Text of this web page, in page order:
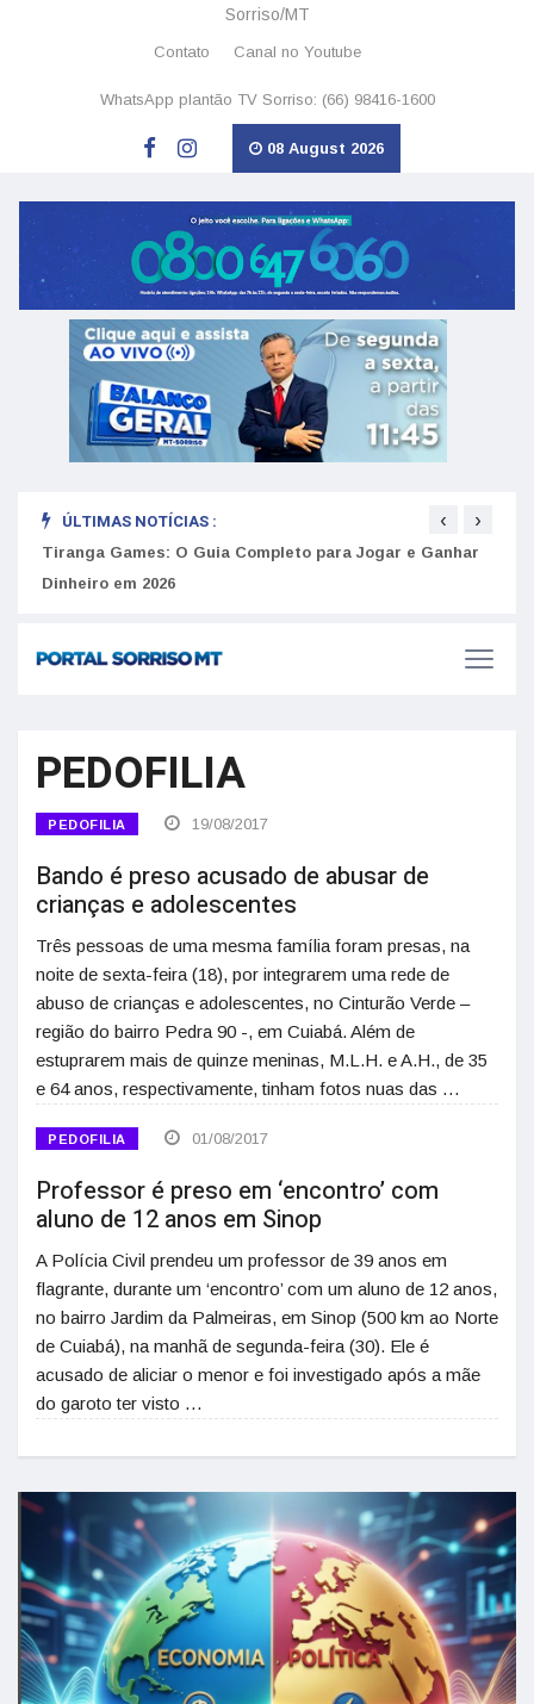
Sorriso/MT
Contato Canal no Youtube
WhatsApp plantão TV Sorriso: (66) 98416-1600
08 August 2026
ÚLTIMAS NOTÍCIAS :
Tiranga Games: O Guia Completo para Jogar e Ganhar
Dinheiro em 2026
‹ ›
PEDOFILIA
PEDOFILIA 19/08/2017
Bando é preso acusado de abusar de
crianças e adolescentes
Três pessoas de uma mesma família foram presas, na
noite de sexta-feira (18), por integrarem uma rede de
abuso de crianças e adolescentes, no Cinturão Verde –
região do bairro Pedra 90 -, em Cuiabá. Além de
estuprarem mais de quinze meninas, M.L.H. e A.H., de 35
e 64 anos, respectivamente, tinham fotos nuas das …
PEDOFILIA 01/08/2017
Professor é preso em ‘encontro’ com
aluno de 12 anos em Sinop
A Polícia Civil prendeu um professor de 39 anos em
flagrante, durante um ‘encontro’ com um aluno de 12 anos,
no bairro Jardim da Palmeiras, em Sinop (500 km ao Norte
de Cuiabá), na manhã de segunda-feira (30). Ele é
acusado de aliciar o menor e foi investigado após a mãe
do garoto ter visto …